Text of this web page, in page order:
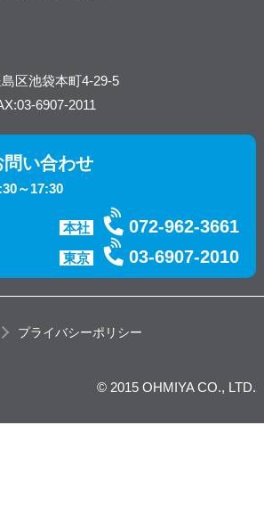
区池袋本町4-29-5
6907-2011
い合わせ
～17:30
本社 072-962-3661
東京 03-6907-2010
プライバシーポリシー
© 2015 OHMIYA CO., LTD.